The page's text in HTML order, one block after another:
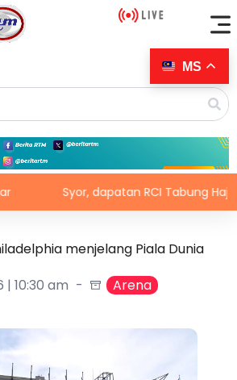
Syor, dapatan RCI Tabung Haji
menjelang Piala Dunia
10:30 am
Arena
MS